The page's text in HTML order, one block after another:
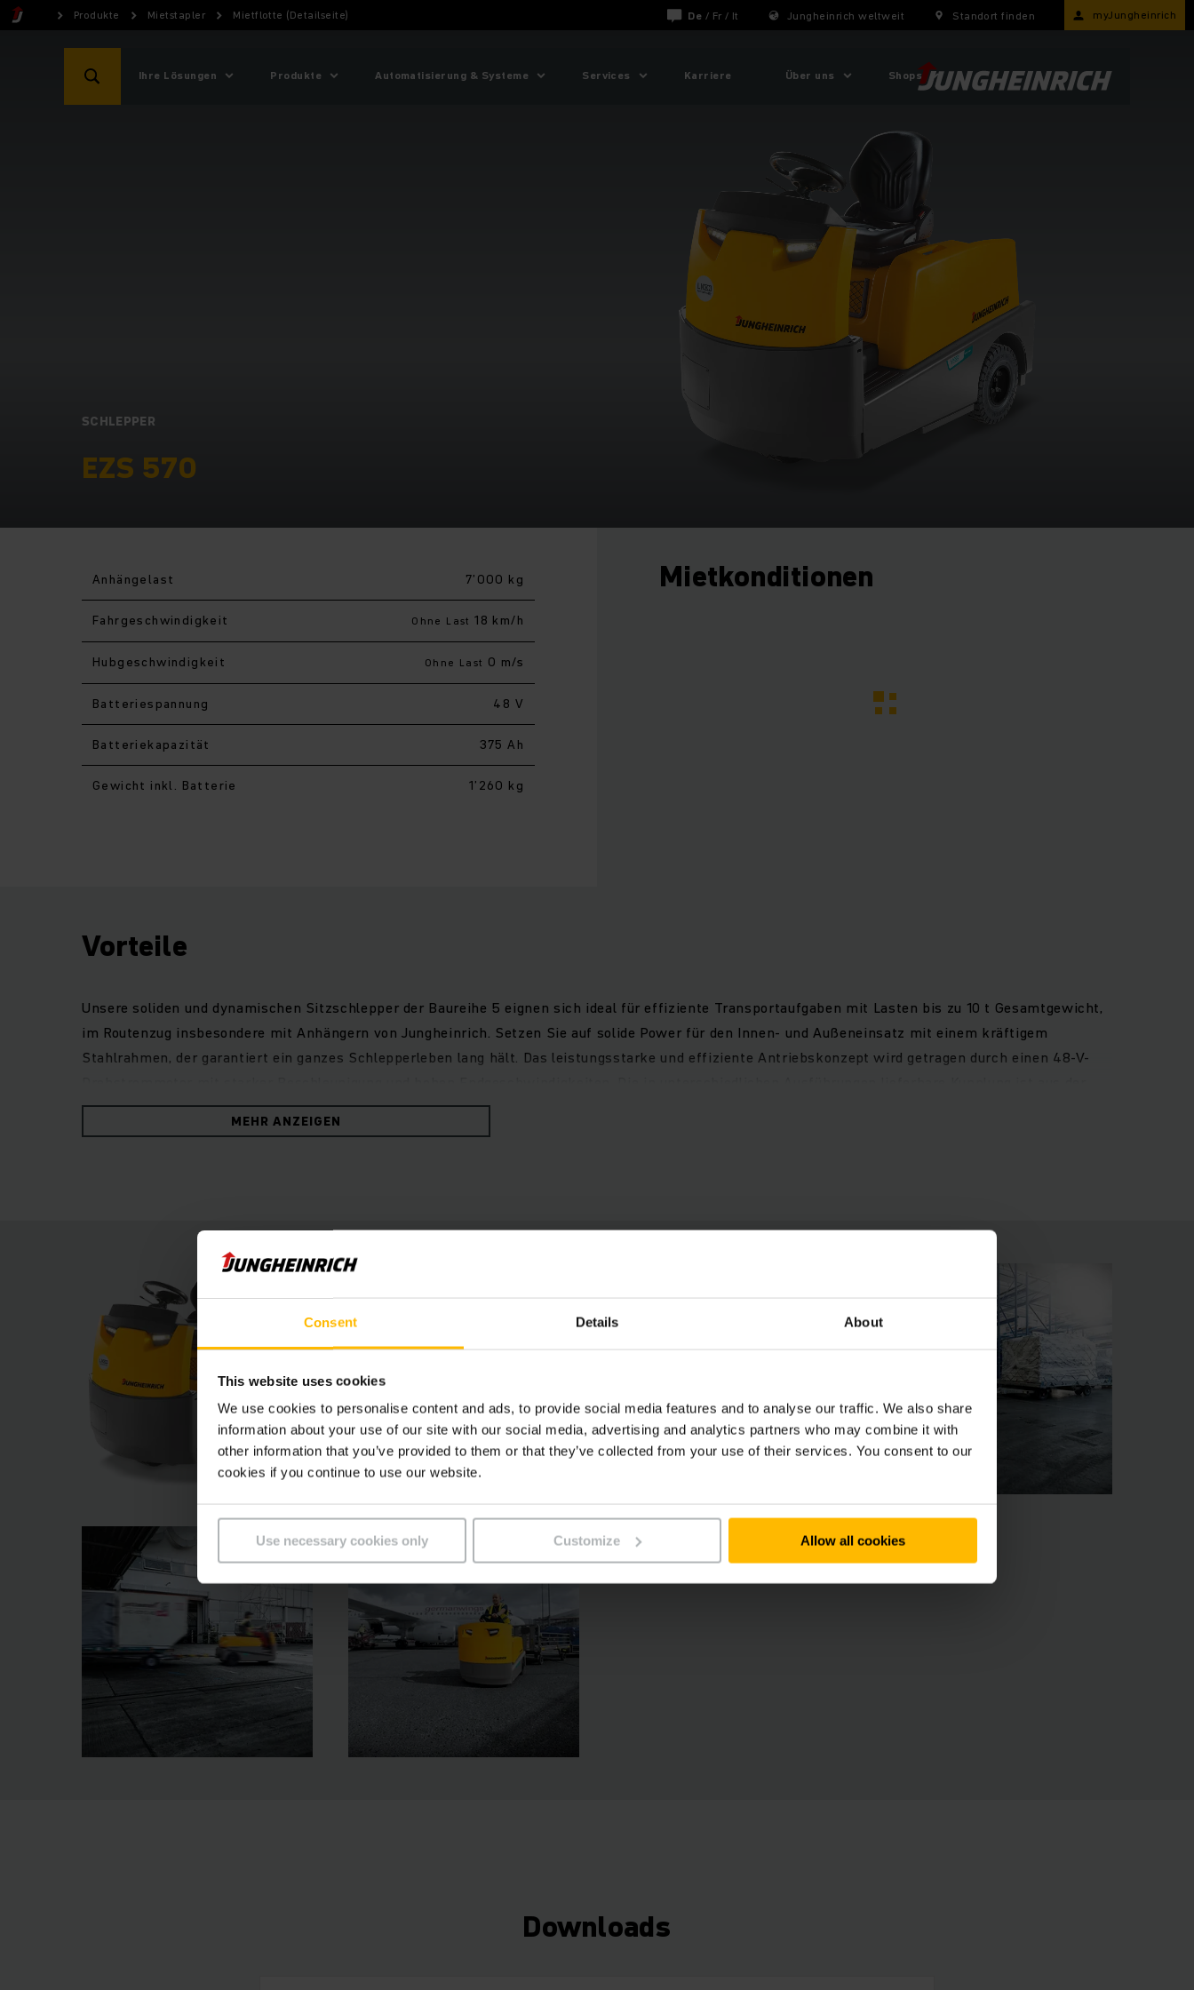
Consent Details About
This website uses cookies
We use cookies to personalise content and ads, to provide social media features and to analyse our traffic. We also share
information about your use of our site with our social media, advertising and analytics partners who may combine it with
other information that you’ve provided to them or that they’ve collected from your use of their services. You consent to our
cookies if you continue to use our website.
Use necessary cookies only Customize Allow all cookies
Produkte Mietstapler Mietflotte (Detailseite) De / Fr / It Jungheinrich weltweit Standort finden myJungheinrich
Ihre Lösungen Produkte Automatisierung & Systeme Services Karriere Über uns Shops
SCHLEPPER
EZS 570
Anhängelast 7’000 kg
Fahr­geschwindigkeit Ohne Last 18 km/h
Hub­geschwindigkeit Ohne Last 0 m/s
Batteriespannung 48 V
Batteriekapazität 375 Ah
Gewicht inkl. Batterie 1’260 kg
Mietkonditionen
Vorteile
Unsere soliden und dynamischen Sitzschlepper der Baureihe 5 eignen sich ideal für effiziente Transportaufgaben mit Lasten bis zu 10 t Gesamtgewicht,
im Routenzug insbesondere mit Anhängern von Jungheinrich. Setzen Sie auf solide Power für den Innen- und Außeneinsatz mit einem kräftigem
Stahlrahmen, der garantiert ein ganzes Schlepperleben lang hält. Das leistungsstarke und effiziente Antriebskonzept wird getragen durch einen 48-V-
Sitzposition gut sichtbar und einfach zu erreichen. Das voll gefederte Fahrwerk schont den Rücken des Fahrers ebenso wie das Fahrzeug. Der großzügige
und komfortable Fahrerplatz bietet ausreichend Beinfreiheit und leicht erreichbare Bedienelemente wie Lenkrad, Fahrtrichtungsschalter und
MEHR ANZEIGEN
Downloads